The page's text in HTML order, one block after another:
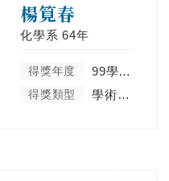
楊筧春
化學系 64年
得獎年度 99學年度
得獎類型 學術卓越類